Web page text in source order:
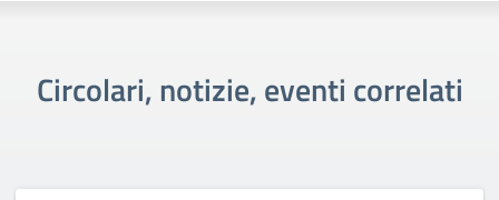
Circolari, notizie, eventi correlati